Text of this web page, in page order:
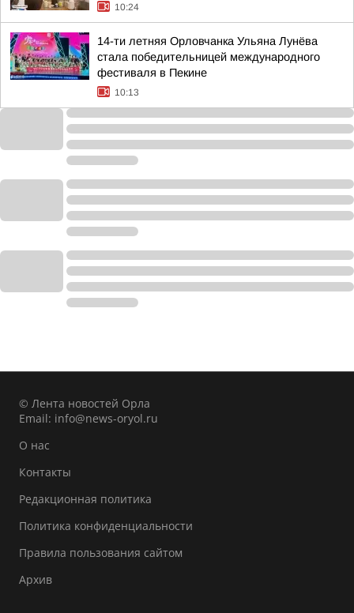
10:24
14-ти летняя Орловчанка Ульяна Лунёва
стала победительницей международного
фестиваля в Пекине
10:13
© Лента новостей Орла
Email: info@news-oryol.ru
О нас
Контакты
Редакционная политика
Политика конфиденциальности
Правила пользования сайтом
Архив